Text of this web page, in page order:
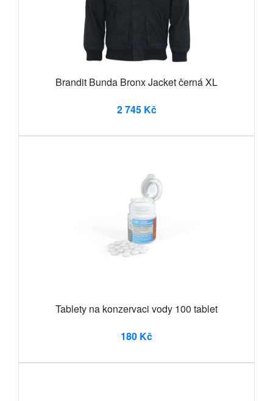
Brandit Bunda Bronx Jacket černá XL
2 745 Kč
Tablety na konzervaci vody 100 tablet
180 Kč